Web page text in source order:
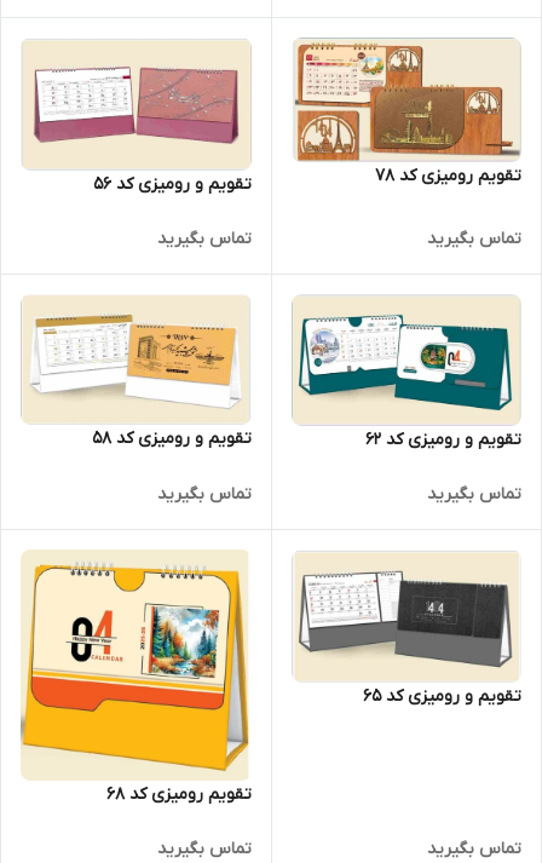
تقویم رومیزی کد 78
تماس بگیرید
تقویم و رومیزی کد 56
تماس بگیرید
تقویم و رومیزی کد 62
تماس بگیرید
تقویم و رومیزی کد 58
تماس بگیرید
تقویم و رومیزی کد 65
تماس بگیرید
تقویم رومیزی کد 68
تماس بگیرید